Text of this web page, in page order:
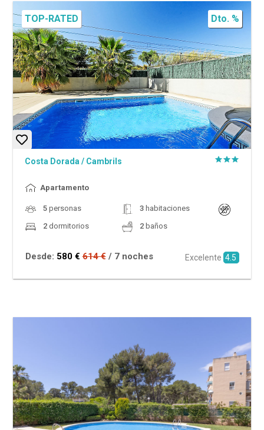
Dto. %
TOP-RATED
Costa Dorada / Cambrils
Apartamento
5personas 3habitaciones
2dormitorios 2baños
Desde: 580 € 614 € / 7 noches Excelente 4.5